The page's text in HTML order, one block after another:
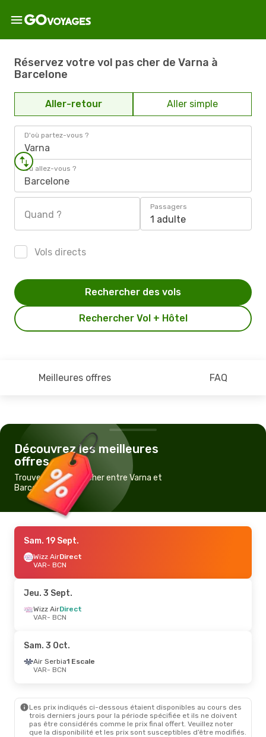
Réservez votre vol pas cher de Varna à
Barcelone
Aller-retour Aller simple
D'où partez-vous ?
Varna
Où allez-vous ?
Barcelone
Quand ?
Passagers
1 adulte
Vols directs
Rechercher Vol + Hôtel
Rechercher des vols
Meilleures offres FAQ
Découvrez les meilleures
offres
Trouvez un vol pas cher entre Varna et
Barcelone
Sam. 19 Sept.
Wizz AirDirect
VAR- BCN
Jeu. 3 Sept.
Wizz AirDirect
VAR- BCN
Sam. 3 Oct.
Air Serbia1 Escale
VAR- BCN
Les prix indiqués ci-dessous étaient disponibles au cours des
trois derniers jours pour la période spécifiée et ils ne doivent
pas être considérés comme le prix final offert. Veuillez noter
que la disponibilité et les prix sont susceptibles d’être modifiés.